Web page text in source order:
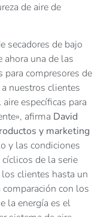
de aire de
secadores de bajo
ahora una de las
para compresores de
nuestros clientes
específicas para
afirma David
y marketing
y las condiciones
de la serie
clientes hasta un
con los
la energía es el